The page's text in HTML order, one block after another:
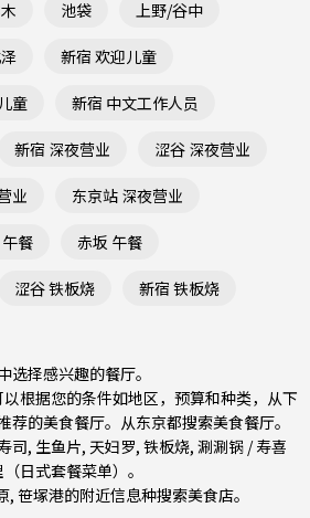
池袋 上野/谷中
新宿 欢迎儿童
童 新宿 中文工作人员
新宿 深夜营业 涩谷 深夜营业
业 东京站 深夜营业
餐 赤坂 午餐
涩谷 铁板烧 新宿 铁板烧
择感兴趣的餐厅。
以根据您的条件如地区，预算和种类，从下
荐的美食餐厅。从东京都搜索美食餐厅。
司, 生鱼片, 天妇罗, 铁板烧, 涮涮锅 / 寿喜
日式套餐菜单） 。
, 笹塚港的附近信息种搜索美食店。